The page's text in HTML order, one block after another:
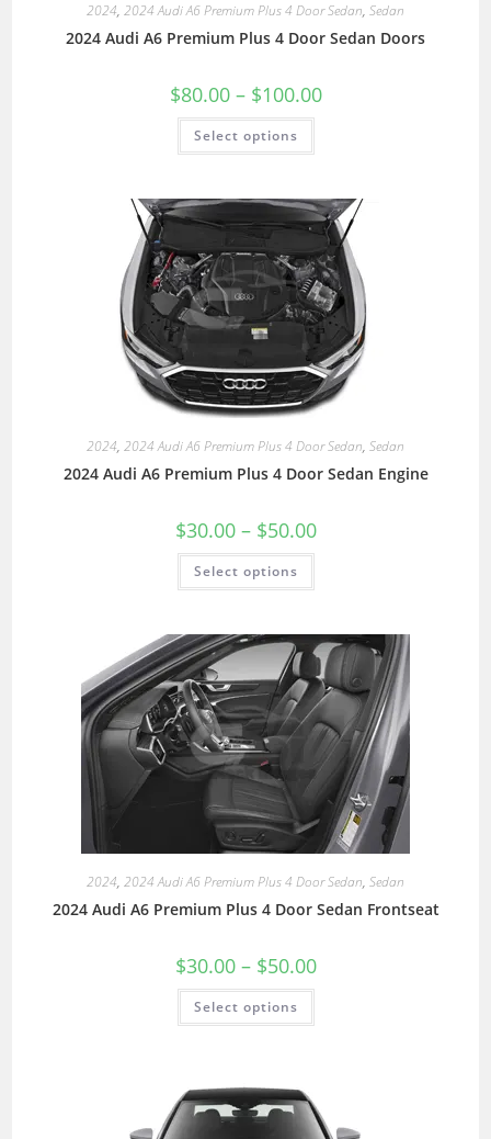
2024, 2024 Audi A6 Premium Plus 4 Door Sedan, Sedan
2024 Audi A6 Premium Plus 4 Door Sedan Doors
$80.00 – $100.00
Select options
2024, 2024 Audi A6 Premium Plus 4 Door Sedan, Sedan
2024 Audi A6 Premium Plus 4 Door Sedan Engine
$30.00 – $50.00
Select options
2024, 2024 Audi A6 Premium Plus 4 Door Sedan, Sedan
2024 Audi A6 Premium Plus 4 Door Sedan Frontseat
$30.00 – $50.00
Select options